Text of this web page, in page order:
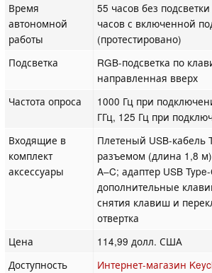
Время
автономной
работы
55 часов без
часов с включенной
(протестировано)
Подсветка
RGB-подсветка по
направленная вверх
Частота опроса
1000 Гц при
ГГц, 125 Гц при
Входящие в
комплект
аксессуары
Плетеный USB-кабель
разъемом (длина 1,8
A–C; адаптер USB
дополнительные
снятия клавиш и
отвертка
Цена
114,99 долл. США
Доступность
Интернет-магазин